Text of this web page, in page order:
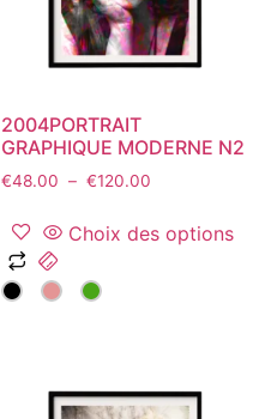
sur
la
page
produit
2004PORTRAIT
GRAPHIQUE MODERNE N2
€48.00 – €120.00Plage
prix :
€48.00
Choix des options
Ce
produit
Les